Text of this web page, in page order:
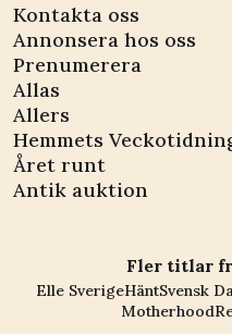
Kontakta oss
Annonsera hos oss
Prenumerera
Allas
Allers
Hemmets
Året runt
Antik auktion
Fler titlar
Elle SverigeHäntSvensk
Motherhood